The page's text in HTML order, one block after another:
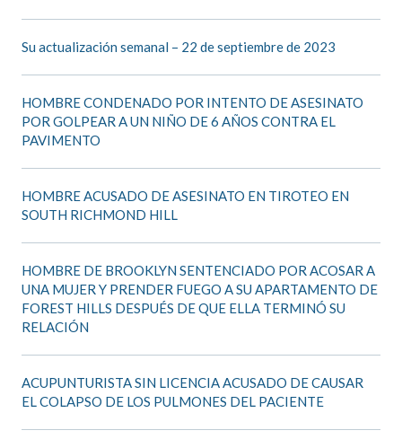
Su actualización semanal – 22 de septiembre de 2023
HOMBRE CONDENADO POR INTENTO DE ASESINATO
POR GOLPEAR A UN NIÑO DE 6 AÑOS CONTRA EL
PAVIMENTO
HOMBRE ACUSADO DE ASESINATO EN TIROTEO EN
SOUTH RICHMOND HILL
HOMBRE DE BROOKLYN SENTENCIADO POR ACOSAR A
UNA MUJER Y PRENDER FUEGO A SU APARTAMENTO DE
FOREST HILLS DESPUÉS DE QUE ELLA TERMINÓ SU
RELACIÓN
ACUPUNTURISTA SIN LICENCIA ACUSADO DE CAUSAR
EL COLAPSO DE LOS PULMONES DEL PACIENTE